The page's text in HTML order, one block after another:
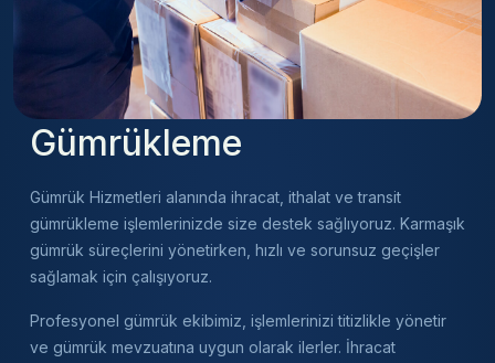
Gümrükleme
Gümrük Hizmetleri alanında ihracat, ithalat ve transit
gümrükleme işlemlerinizde size destek sağlıyoruz. Karmaşık
gümrük süreçlerini yönetirken, hızlı ve sorunsuz geçişler
sağlamak için çalışıyoruz.
Profesyonel gümrük ekibimiz, işlemlerinizi titizlikle yönetir
ve gümrük mevzuatına uygun olarak ilerler. İhracat